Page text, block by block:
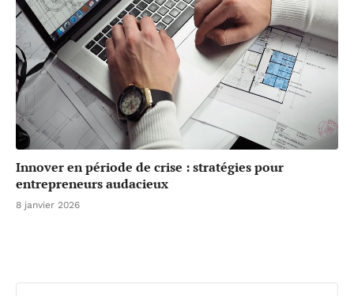
Innover en période de crise : stratégies pour
entrepreneurs audacieux
8 janvier 2026